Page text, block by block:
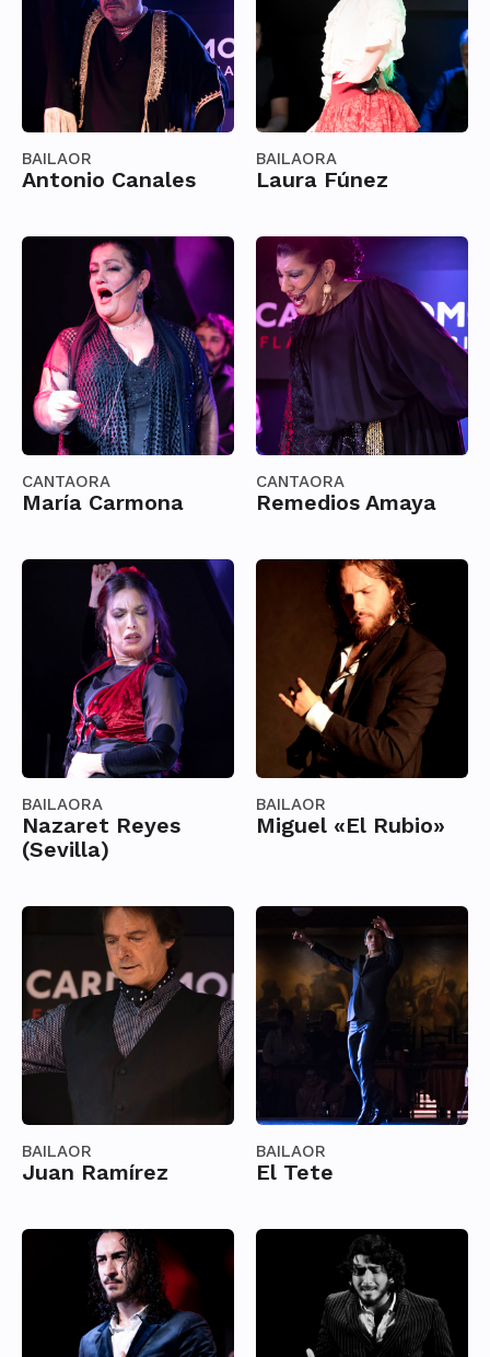
BAILAOR
Antonio Canales
BAILAORA
Laura Fúnez
CANTAORA
María Carmona
CANTAORA
Remedios Amaya
BAILAORA
Nazaret Reyes
(Sevilla)
BAILAOR
Miguel «El Rubio»
BAILAOR
Juan Ramírez
BAILAOR
El Tete